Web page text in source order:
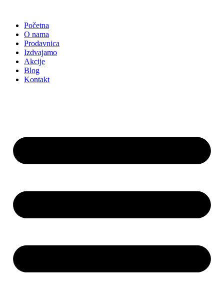
sadržajPočetna
O nama
Prodavnica
Izdvajamo
Akcije
Blog
Kontakt